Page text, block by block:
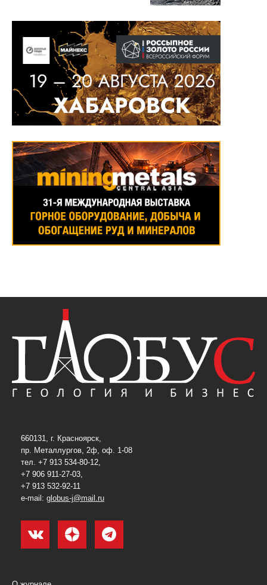
660131, г. Красноярск,
пр. Металлургов, 2ф, оф. 1-08
тел. +7 913 534-80-12,
+7 906 911-27-03,
+7 913 532-92-11
e-mail: globus-j@mail.ru